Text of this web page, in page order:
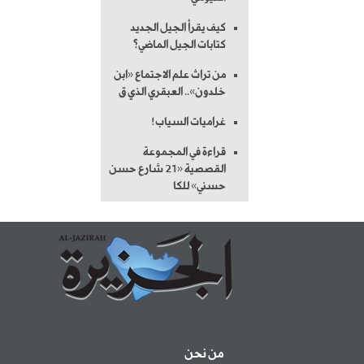
كيف يقرأ الجيل الجديد
كتابات الجيل الماضي؟
من تراث علم الاجتماع «ابن
خلدون».. العبقري الذي ق
غراميات السياب!
قراءة في المجموعة
القصصية «21 شارع حسن
حسني» للكا
من نحن